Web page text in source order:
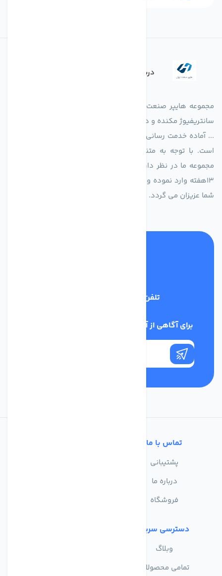
درباره فروشگاه
مجموعه هایپر صنعت ایران در امر تولید و واردات انواع فن های
سانتریفیوژ مکنده و دمنده آکسیال، سقفی، بین کانالی، مرغداری و
... آماده خدمت رسانی به شرکت های تولیدی، صنعتی و ساختمانی
است. با توجه به متنوع بودن فن های تولیدی کمپانی اروپایی
مجموعه ما در نظر دارد کالاهای تخصصی شما عزیزان رو در صرف
13هفته وارد نموده و این عمر باعث صرفه جویی در هزینه و زمان
شما عزیزان می گردد.
تلفن پشتیبانی
برای آگاهی از آخرین اخبار در خبرنامه ما عضو شوید
تماس با ما
پشتیبانی
درباره ما
فروشگاه
دسترسی سریع
وبلاگ
تمامی محصولات